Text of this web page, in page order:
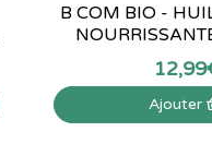
B COM BIO -
12,99
Ajouter